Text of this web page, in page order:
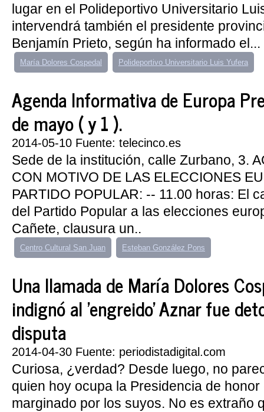
lugar en el Polideportivo Universitario
intervendrá también el presidente
Benjamín Prieto, según ha informado el...
María Dolores Cospedal Polideportivo Universitario Luis Yufera
Agenda Informativa de Europa
de mayo ( y 1 ).
2014-05-10 Fuente: telecinco.es
Sede de la institución, calle Zurbano, 3.
CON MOTIVO DE LAS ELECCIONES
PARTIDO POPULAR: -- 11.00 horas: El
del Partido Popular a las elecciones
Cañete, clausura un..
Centro Cultural San Juan Esteban González Pons
Una llamada de María Dolores
indignó al 'engreido' Aznar fue
disputa
2014-04-30 Fuente: periodistadigital.com
Curiosa, ¿verdad? Desde luego, no
quien hoy ocupa la Presidencia de honor
marginado por los suyos. No es extraño